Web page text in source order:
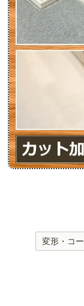
変形・コ